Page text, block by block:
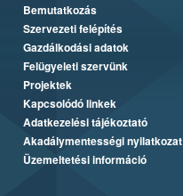
Bemutatkozás
Szervezeti felépítés
Gazdálkodási adatok
Felügyeleti szervünk
Projektek
Kapcsolódó linkek
Adatkezelési tájékoztató
Akadálymentességi nyilatkozat
Üzemeltetési információ